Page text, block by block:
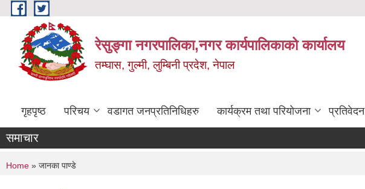
Skip to main content
रेसुङ्गा नगरपालिका,नगर कार्यपालिकाको कार्यालय
तम्घास, गुल्मी, लुम्बिनी प्रदेश, नेपाल
गृहपृष्ठ परिचय वडागत जनप्रतिनिधिहरु कार्यक्रम तथा परियोजना प्रतिवेदन
समाचार
You are here
Home » जानका पाण्डे